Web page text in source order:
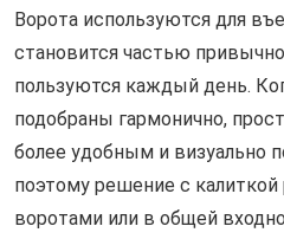
Ворота используются для
становится частью
пользуются каждый день.
подобраны гармонично,
более удобным и визуально
поэтому решение с
воротами или в общей